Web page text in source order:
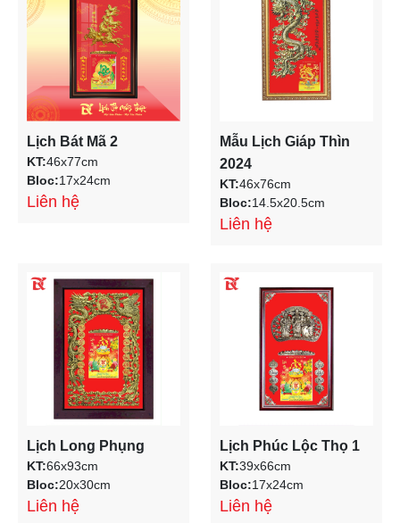
Lịch Bát Mã 2
KT:46x77cm
Bloc:17x24cm
Liên hệ
Mẫu Lịch Giáp Thìn
2024
KT:46x76cm
Bloc:14.5x20.5cm
Liên hệ
Lịch Long Phụng
KT:66x93cm
Bloc:20x30cm
Liên hệ
Lịch Phúc Lộc Thọ 1
KT:39x66cm
Bloc:17x24cm
Liên hệ